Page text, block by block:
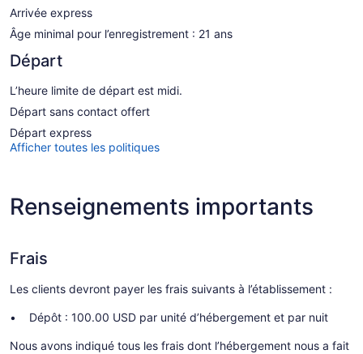
Arrivée express
Âge minimal pour l’enregistrement : 21 ans
Départ
L’heure limite de départ est midi.
Départ sans contact offert
Départ express
Afficher toutes les politiques
Renseignements importants
Frais
Les clients devront payer les frais suivants à l’établissement :
Dépôt : 100.00 USD par unité d’hébergement et par nuit
Nous avons indiqué tous les frais dont l’hébergement nous a fait